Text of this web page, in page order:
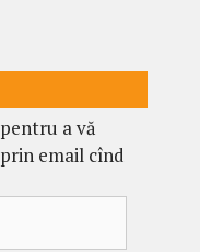
a vă
email cînd